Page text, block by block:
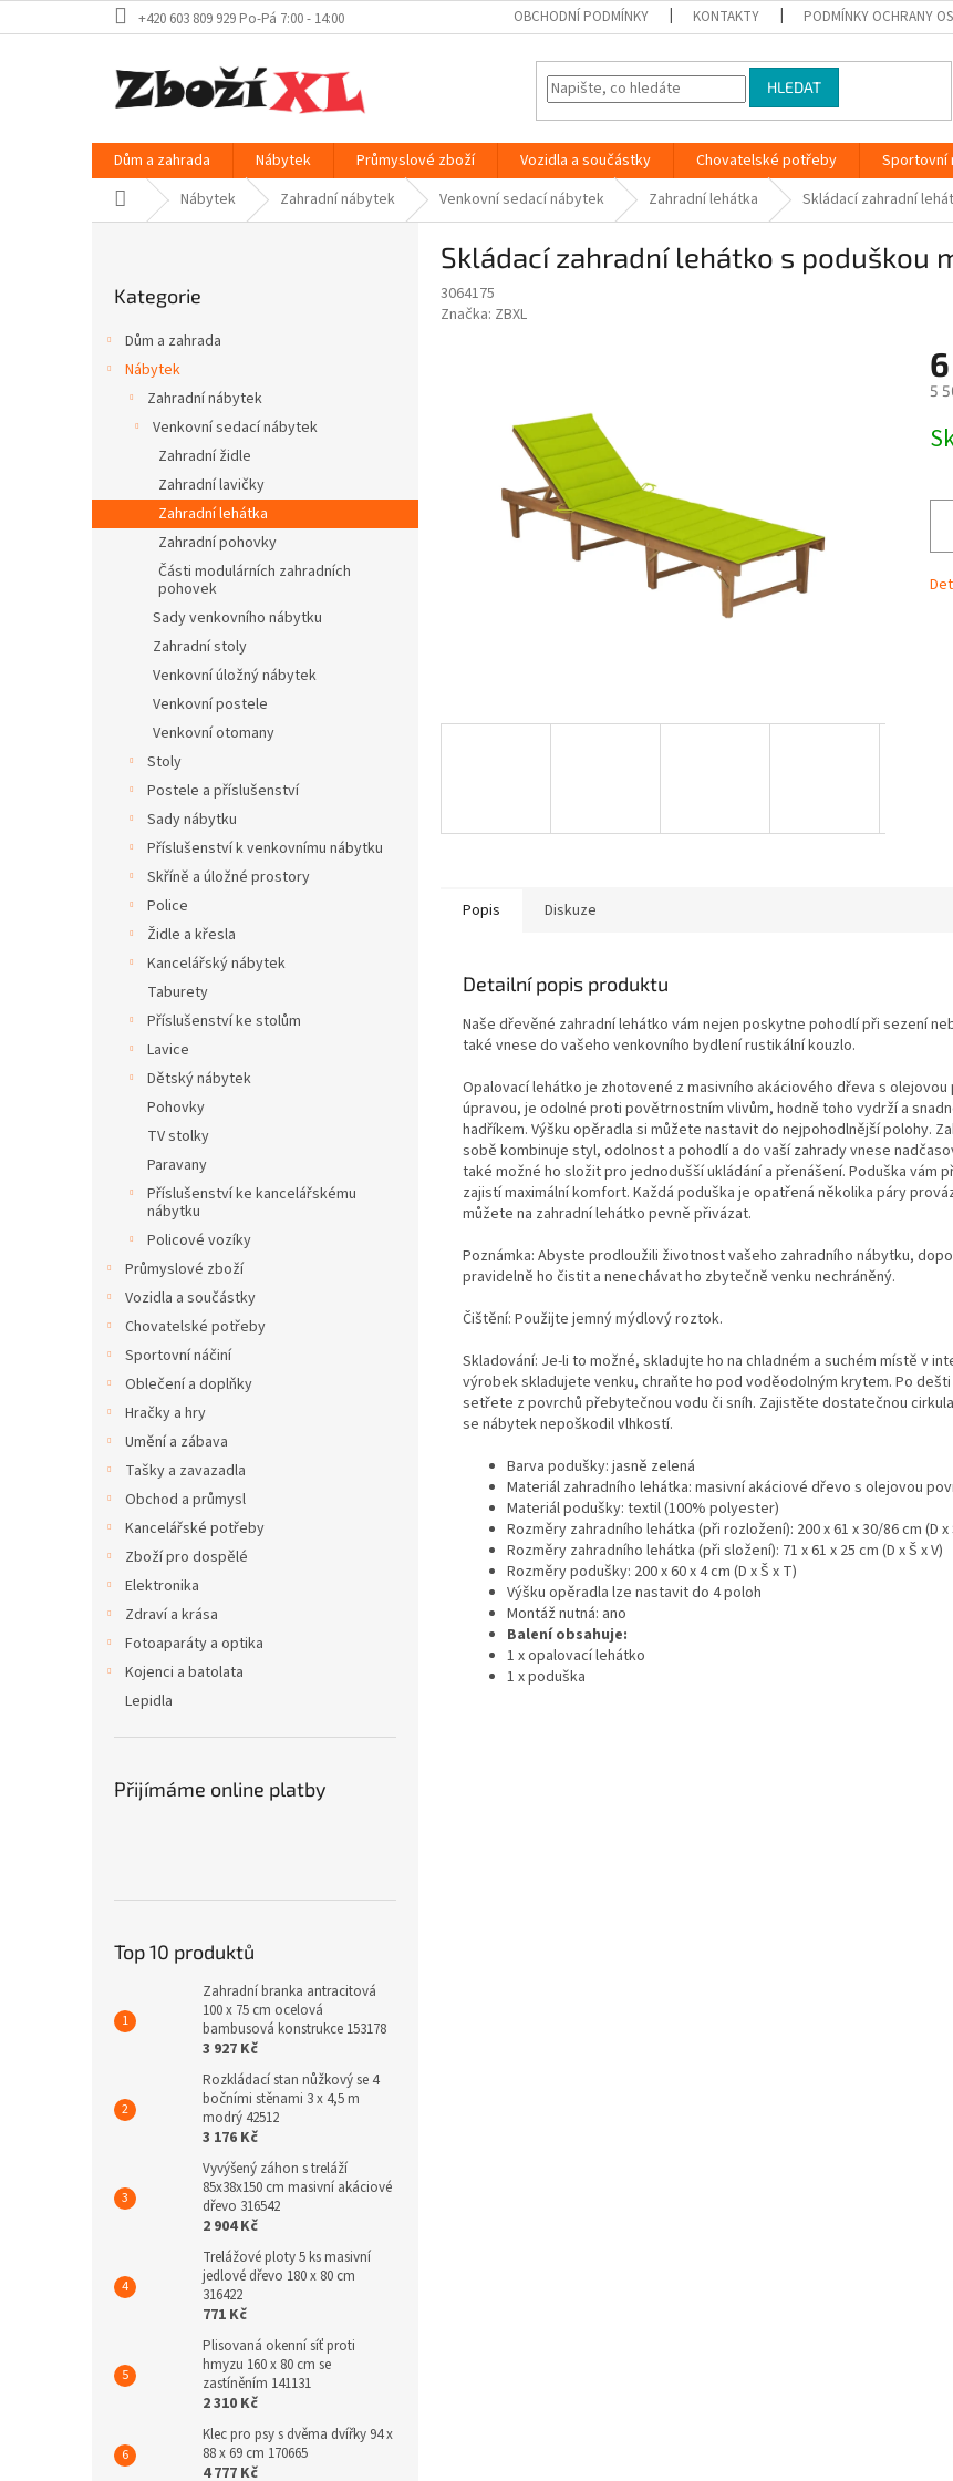
na
+420 603 809 929 Po-Pá 7:00 - 14:00 OBCHODNÍ PODMÍNKY KONTAKTY PODMÍNKY OCHRANY
HLEDAT
Dům a zahrada Nábytek Průmyslové zboží Vozidla a součástky Chovatelské potřeby Sportovní
Domů Nábytek Zahradní nábytek Venkovní sedací nábytek Zahradní lehátka Skládací zahradní
n
e
kategorie
Kategorie
Dům a zahrada
Nábytek
Zahradní nábytek
Venkovní sedací nábytek
Zahradní židle
Zahradní lavičky
Zahradní lehátka
Zahradní pohovky
Části modulárních zahradních
pohovek
Sady venkovního nábytku
Zahradní stoly
Venkovní úložný nábytek
Venkovní postele
Venkovní otomany
Stoly
Postele a příslušenství
Sady nábytku
Příslušenství k venkovnímu nábytku
Skříně a úložné prostory
Police
Židle a křesla
Kancelářský nábytek
Taburety
Příslušenství ke stolům
Lavice
Dětský nábytek
Pohovky
TV stolky
Paravany
Příslušenství ke kancelářskému
nábytku
Policové vozíky
Průmyslové zboží
Vozidla a součástky
Chovatelské potřeby
Sportovní náčiní
Oblečení a doplňky
Hračky a hry
Umění a zábava
Tašky a zavazadla
Obchod a průmysl
Kancelářské potřeby
Zboží pro dospělé
Elektronika
Zdraví a krása
Fotoaparáty a optika
Kojenci a batolata
Lepidla
Přijímáme online platby
Top 10 produktů
Zahradní branka antracitová
100 x 75 cm ocelová
bambusová konstrukce 153178
3 927 Kč
Rozkládací stan nůžkový se 4
bočními stěnami 3 x 4,5 m
modrý 42512
3 176 Kč
Vyvýšený záhon s treláží
85x38x150 cm masivní akáciové
dřevo 316542
2 904 Kč
Trelážové ploty 5 ks masivní
jedlové dřevo 180 x 80 cm
316422
771 Kč
Plisovaná okenní síť proti
hmyzu 160 x 80 cm se
zastíněním 141131
2 310 Kč
Klec pro psy s dvěma dvířky 94 x
88 x 69 cm 170665
4 777 Kč
Skládací zahradní lehátko s poduškou
3064175
Značka: ZBXL
5
Popis Diskuze
Detailní popis produktu
Naše dřevěné zahradní lehátko vám nejen poskytne pohodlí při sezení
také vnese do vašeho venkovního bydlení rustikální kouzlo.
Opalovací lehátko je zhotovené z masivního akáciového dřeva s
úpravou, je odolné proti povětrnostním vlivům, hodně toho vydrží a
hadříkem. Výšku opěradla si můžete nastavit do nejpohodlnější polohy.
sobě kombinuje styl, odolnost a pohodlí a do vaší zahrady vnese
také možné ho složit pro jednodušší ukládání a přenášení. Poduška vám
zajistí maximální komfort. Každá poduška je opatřená několika páry
můžete na zahradní lehátko pevně přivázat.
Poznámka: Abyste prodloužili životnost vašeho zahradního nábytku,
pravidelně ho čistit a nenechávat ho zbytečně venku nechráněný.
Čištění: Použijte jemný mýdlový roztok.
Skladování: Je-li to možné, skladujte ho na chladném a suchém místě v
výrobek skladujete venku, chraňte ho pod voděodolným krytem. Po
setřete z povrchů přebytečnou vodu či sníh. Zajistěte dostatečnou
se nábytek nepoškodil vlhkostí.
Barva podušky: jasně zelená
Materiál zahradního lehátka: masivní akáciové dřevo s olejovou
Materiál podušky: textil (100% polyester)
Rozměry zahradního lehátka (při rozložení): 200 x 61 x 30/86 cm (D x
Rozměry zahradního lehátka (při složení): 71 x 61 x 25 cm (D x Š x V)
Rozměry podušky: 200 x 60 x 4 cm (D x Š x T)
Výšku opěradla lze nastavit do 4 poloh
Montáž nutná: ano
Balení obsahuje:
1 x opalovací lehátko
1 x poduška